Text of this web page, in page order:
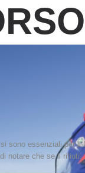
sono essenziali per
notare che se li